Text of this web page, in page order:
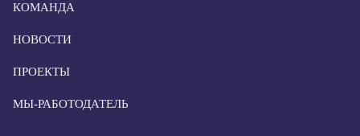
КОМАНДА
НОВОСТИ
ПРОЕКТЫ
МЫ-РАБОТОДАТЕЛЬ